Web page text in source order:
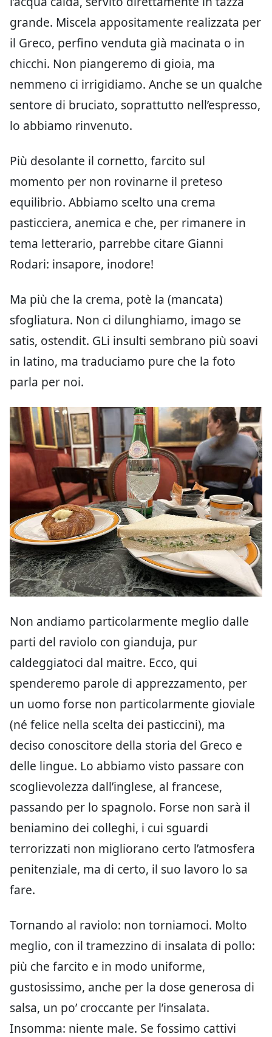
grande. Miscela appositamente realizzata per
il Greco, perfino venduta già macinata o in
chicchi. Non piangeremo di gioia, ma
nemmeno ci irrigidiamo. Anche se un qualche
sentore di bruciato, soprattutto nell’espresso,
lo abbiamo rinvenuto.
Più desolante il cornetto, farcito sul
momento per non rovinarne il preteso
equilibrio. Abbiamo scelto una crema
pasticciera, anemica e che, per rimanere in
tema letterario, parrebbe citare Gianni
Rodari: insapore, inodore!
Ma più che la crema, potè la (mancata)
sfogliatura. Non ci dilunghiamo, imago se
satis, ostendit. GLi insulti sembrano più soavi
in latino, ma traduciamo pure che la foto
parla per noi.
Non andiamo particolarmente meglio dalle
parti del raviolo con gianduja, pur
caldeggiatoci dal maitre. Ecco, qui
spenderemo parole di apprezzamento, per
un uomo forse non particolarmente gioviale
(né felice nella scelta dei pasticcini), ma
deciso conoscitore della storia del Greco e
delle lingue. Lo abbiamo visto passare con
scoglievolezza dall’inglese, al francese,
passando per lo spagnolo. Forse non sarà il
beniamino dei colleghi, i cui sguardi
terrorizzati non migliorano certo l’atmosfera
penitenziale, ma di certo, il suo lavoro lo sa
fare.
Tornando al raviolo: non torniamoci. Molto
meglio, con il tramezzino di insalata di pollo:
più che farcito e in modo uniforme,
gustosissimo, anche per la dose generosa di
salsa, un po’ croccante per l’insalata.
Insomma: niente male. Se fossimo cattivi